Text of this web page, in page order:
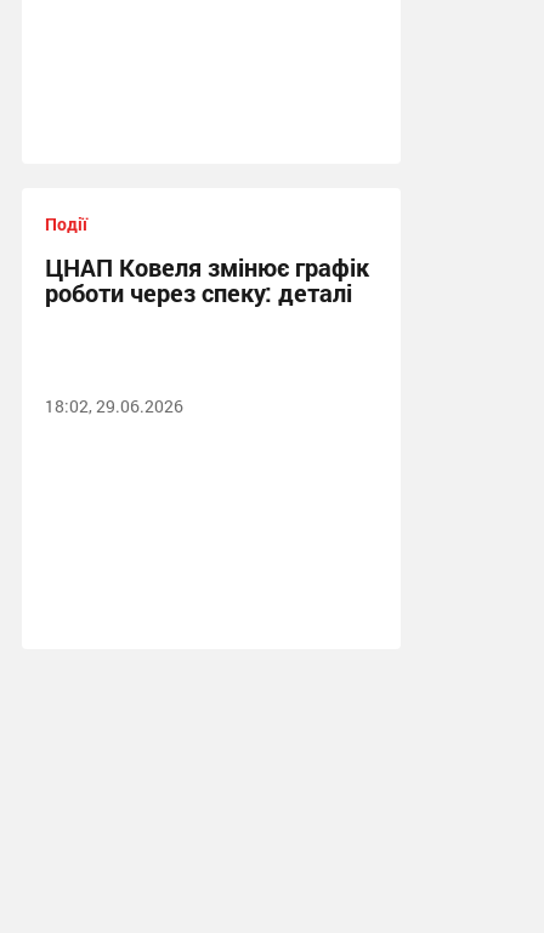
Події
ЦНАП Ковеля змінює графік
роботи через спеку: деталі
18:02, 29.06.2026